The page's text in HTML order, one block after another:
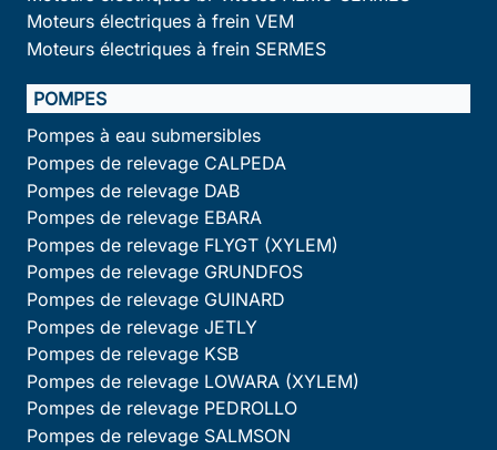
Moteurs électriques à frein VEM
Moteurs électriques à frein SERMES
POMPES
Pompes à eau submersibles
Pompes de relevage CALPEDA
Pompes de relevage DAB
Pompes de relevage EBARA
Pompes de relevage FLYGT (XYLEM)
Pompes de relevage GRUNDFOS
Pompes de relevage GUINARD
Pompes de relevage JETLY
Pompes de relevage KSB
Pompes de relevage LOWARA (XYLEM)
Pompes de relevage PEDROLLO
Pompes de relevage SALMSON